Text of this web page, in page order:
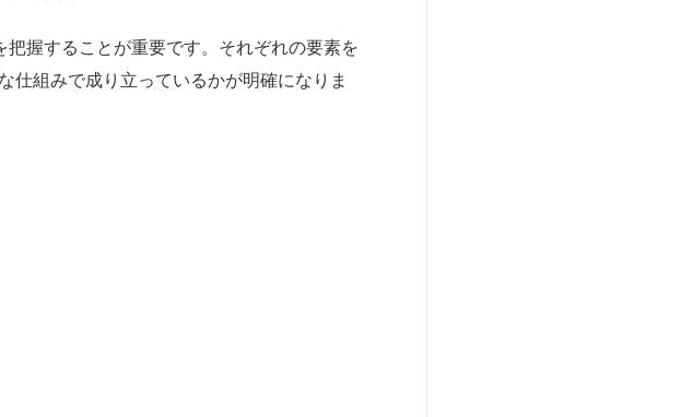
握することが重要です。それぞれの要素を
仕組みで成り立っているかが明確になりま